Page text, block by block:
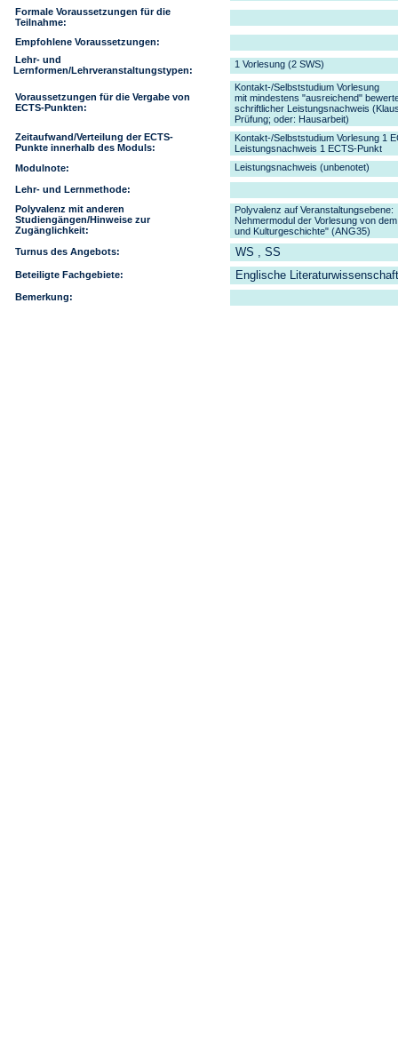
Formale Voraussetzungen für die
Teilnahme:
Empfohlene Voraussetzungen:
Lehr- und
Lernformen/Lehrveranstaltungstypen:
1 Vorlesung (2 SWS)
Voraussetzungen für die Vergabe von
ECTS-Punkten:
Kontakt-/Selbststudium Vorlesung
mit mindestens "ausreichend"
schriftlicher Leistungsnachweis
Prüfung; oder: Hausarbeit)
Zeitaufwand/Verteilung der ECTS-
Punkte innerhalb des Moduls:
Kontakt-/Selbststudium Vorlesung 1
Leistungsnachweis 1 ECTS-Punkt
Modulnote: Leistungsnachweis (unbenotet)
Lehr- und Lernmethode:
Polyvalenz mit anderen
Studiengängen/Hinweise zur
Zugänglichkeit:
Polyvalenz auf Veranstaltungsebene:
Nehmermodul der Vorlesung von
und Kulturgeschichte" (ANG35)
Turnus des Angebots:
WS , SS
Beteiligte Fachgebiete: Englische Literaturwissenschaft
Bemerkung: